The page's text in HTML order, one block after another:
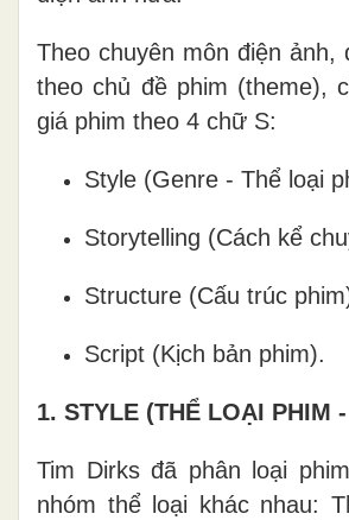
Theo chuyên môn điện ảnh,
theo chủ đề phim (theme),
giá phim theo 4 chữ S:
Style (Genre - Thể loại
Storytelling (Cách kể
Structure (Cấu trúc
Script (Kịch bản phim).
1. STYLE (THỂ LOẠI PHIM
Tim Dirks đã phân loại
nhóm thể loại khác nhau: